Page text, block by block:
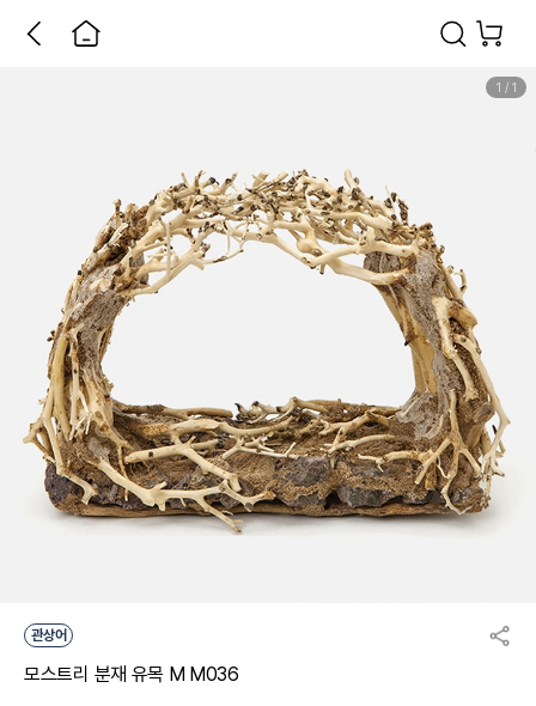
1 / 1
관상어
모스트리 분재 유목 M M036